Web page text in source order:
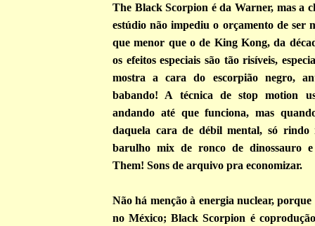
The Black Scorpion é da Warner, mas a
estúdio não impediu o orçamento de ser
que menor que o de King Kong, da
os efeitos especiais são tão risíveis,
mostra a cara do escorpião negro,
babando! A técnica de stop motion
andando até que funciona, mas
daquela cara de débil mental, só rindo
barulho mix de ronco de dinossauro
Them! Sons de arquivo pra economizar.
Não há menção à energia nuclear, porque
no México; Black Scorpion é